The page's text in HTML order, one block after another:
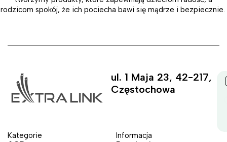
rodzicom spokój, że ich pociecha bawi się mądrze i bezpiecznie.
ul. 1 Maja 23, 42-217,
Częstochowa
Kategorie Informacja